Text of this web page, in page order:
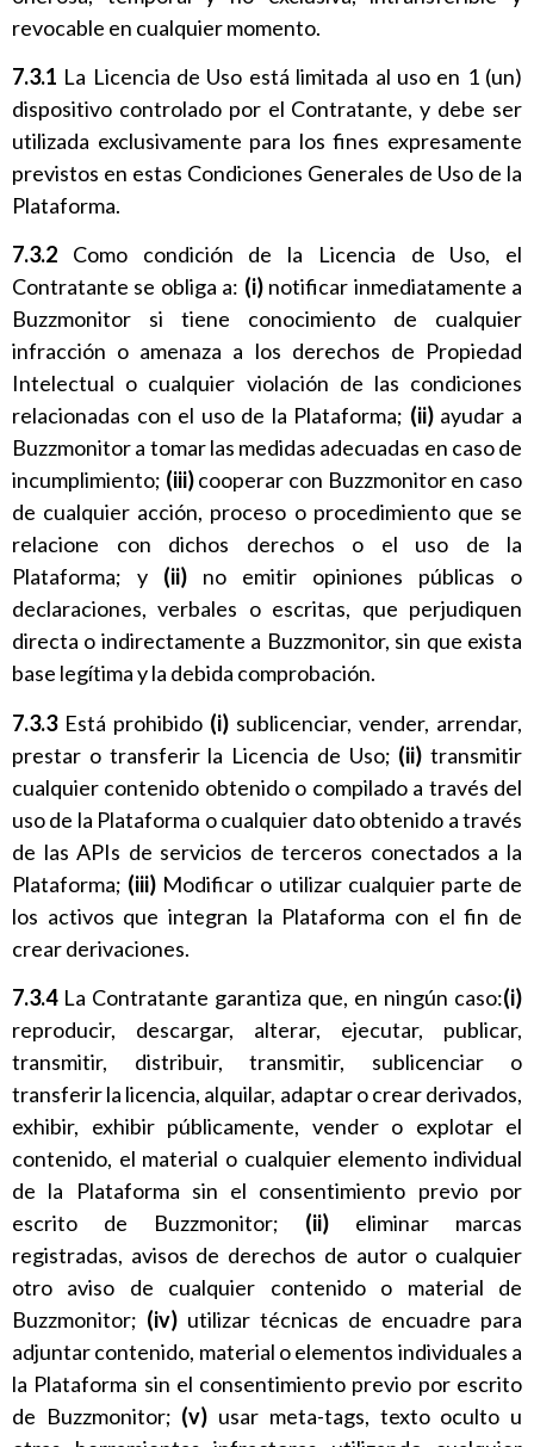
revocable en cualquier momento.
7.3.1 La Licencia de Uso está limitada al uso en 1 (un)
dispositivo controlado por el Contratante, y debe ser
utilizada exclusivamente para los fines expresamente
previstos en estas Condiciones Generales de Uso de la
Plataforma.
7.3.2 Como condición de la Licencia de Uso, el
Contratante se obliga a: (i) notificar inmediatamente a
Buzzmonitor si tiene conocimiento de cualquier
infracción o amenaza a los derechos de Propiedad
Intelectual o cualquier violación de las condiciones
relacionadas con el uso de la Plataforma; (ii) ayudar a
Buzzmonitor a tomar las medidas adecuadas en caso de
incumplimiento; (iii)cooperar con Buzzmonitor en caso
de cualquier acción, proceso o procedimiento que se
relacione con dichos derechos o el uso de la
Plataforma; y (ii) no emitir opiniones públicas o
declaraciones, verbales o escritas, que perjudiquen
directa o indirectamente a Buzzmonitor, sin que exista
base legítima y la debida comprobación.
7.3.3 Está prohibido (i) sublicenciar, vender, arrendar,
prestar o transferir la Licencia de Uso; (ii) transmitir
cualquier contenido obtenido o compilado a través del
uso de la Plataforma o cualquier dato obtenido a través
de las APIs de servicios de terceros conectados a la
Plataforma; (iii) Modificar o utilizar cualquier parte de
los activos que integran la Plataforma con el fin de
crear derivaciones.
7.3.4La Contratante garantiza que, en ningún caso:(i)
reproducir, descargar, alterar, ejecutar, publicar,
transmitir, distribuir, transmitir, sublicenciar o
transferir la licencia, alquilar, adaptar o crear derivados,
exhibir, exhibir públicamente, vender o explotar el
contenido, el material o cualquier elemento individual
de la Plataforma sin el consentimiento previo por
escrito de Buzzmonitor; (ii) eliminar marcas
registradas, avisos de derechos de autor o cualquier
otro aviso de cualquier contenido o material de
Buzzmonitor; (iv) utilizar técnicas de encuadre para
adjuntar contenido, material o elementos individuales a
la Plataforma sin el consentimiento previo por escrito
de Buzzmonitor; (v) usar meta-tags, texto oculto u